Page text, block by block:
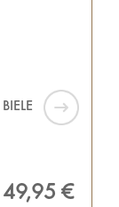
49,95 €